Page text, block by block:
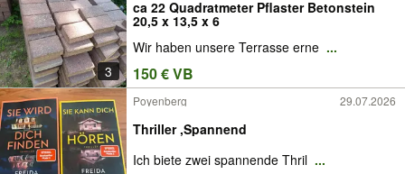
3
ca 22 Quadratmeter Pflaster Betonstein
20,5 x 13,5 x 6
Wir haben unsere Terrasse erne ...
150 € VB
Poyenberg 29.07.2026
Thriller ,Spannend
Ich biete zwei spannende Thril ...